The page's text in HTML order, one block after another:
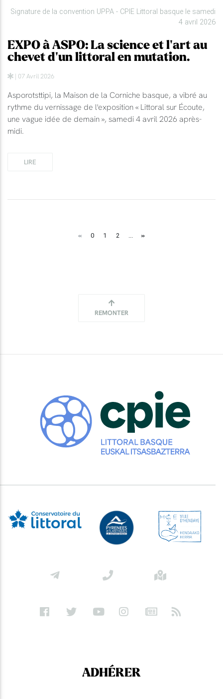
Signature de la convention UPPA - CPIE Littoral basque le samedi
4 avril 2026
EXPO à ASPO: La science et l'art au
chevet d'un littoral en mutation.
| 07 Avril 2026
Asporotsttipi, la Maison de la Corniche basque, a vibré au
rythme du vernissage de l'exposition « Littoral sur Écoute,
une vague idée de demain », samedi 4 avril 2026 après-
midi.
LIRE
« 0 1 2 »
REMONTER
ADHÉRER